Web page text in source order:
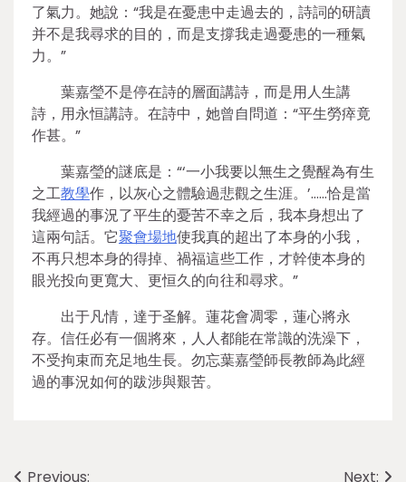
了氣力。她說：“我是在憂患中走過去的，詩詞的研讀
并不是我尋求的目的，而是支撐我走過憂患的一種氣
力。”
葉嘉瑩不是停在詩的層面講詩，而是用人生講
詩，用永恒講詩。在詩中，她曾自問道：“平生勞瘁竟
作甚。”
葉嘉瑩的謎底是：“‘一小我要以無生之覺醒為有生
之工教學作，以灰心之體驗過悲觀之生涯。’……恰是當
我經過的事況了平生的憂苦不幸之后，我本身想出了
這兩句話。它聚會場地使我真的超出了本身的小我，
不再只想本身的得掉、禍福這些工作，才幹使本身的
眼光投向更寬大、更恒久的向往和尋求。”
出于凡情，達于圣解。蓮花會凋零，蓮心將永
存。信任必有一個將來，人人都能在常識的洗澡下，
不受拘束而充足地生長。勿忘葉嘉瑩師長教師為此經
過的事況如何的跋涉與艱苦。
Previous:
Next: